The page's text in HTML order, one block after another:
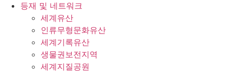
등재 및 네트워크
세계유산
인류무형문화유산
세계기록유산
생물권보전지역
세계지질공원